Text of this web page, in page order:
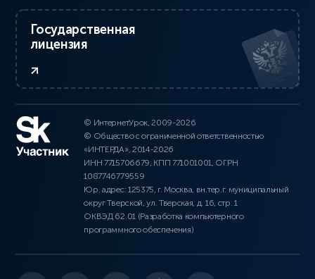
Государственная
лицензия
© ИнтернетУрок, 2009-2026
© Общество с ограниченной ответственностью
«ИНТЕРДА», 2014-2026
ИНН 7715706679, КПП 771001001, ОГРН
1087746779559
Юр. адрес: 125375, г. Москва, вн.тер.г. муниципальный
округ Тверской, ул. Тверская, д. 16, стр. 1
ОКВЭД 62.01 (Разработка компьютерного
программного обеспечения)